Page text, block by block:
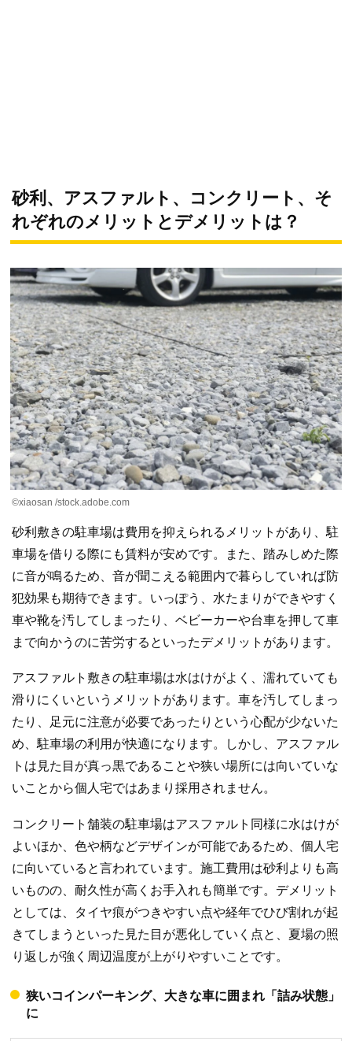
砂利、アスファルト、コンクリート、そ
れぞれのメリットとデメリットは？
©xiaosan /stock.adobe.com
砂利敷きの駐車場は費用を抑えられるメリットがあり、駐
車場を借りる際にも賃料が安めです。また、踏みしめた際
に音が鳴るため、音が聞こえる範囲内で暮らしていれば防
犯効果も期待できます。いっぽう、水たまりができやすく
車や靴を汚してしまったり、ベビーカーや台車を押して車
まで向かうのに苦労するといったデメリットがあります。
アスファルト敷きの駐車場は水はけがよく、濡れていても
滑りにくいというメリットがあります。車を汚してしまっ
たり、足元に注意が必要であったりという心配が少ないた
め、駐車場の利用が快適になります。しかし、アスファル
トは見た目が真っ黒であることや狭い場所には向いていな
いことから個人宅ではあまり採用されません。
コンクリート舗装の駐車場はアスファルト同様に水はけが
よいほか、色や柄などデザインが可能であるため、個人宅
に向いていると言われています。施工費用は砂利よりも高
いものの、耐久性が高くお手入れも簡単です。デメリット
としては、タイヤ痕がつきやすい点や経年でひび割れが起
きてしまうといった見た目が悪化していく点と、夏場の照
り返しが強く周辺温度が上がりやすいことです。
狭いコインパーキング、大きな車に囲まれ「詰み状態」
に